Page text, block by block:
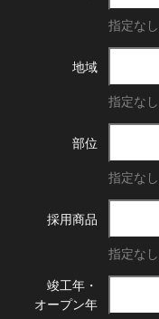
指定なし
地域
指定なし
部位
指定なし
採用商品
指定なし
竣工年・
オープン年